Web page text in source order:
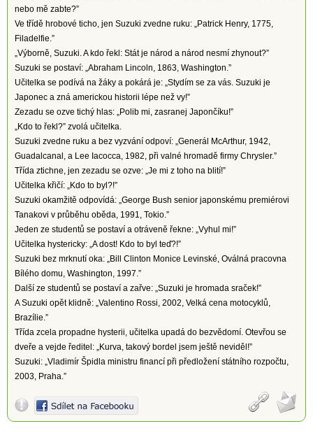
nebo mě zabte?”
Ve třídě hrobové ticho, jen Suzuki zvedne ruku: „Patrick Henry, 1775,
Filadelfie.”
„Výborně, Suzuki. A kdo řekl: Stát je národ a národ nesmí zhynout?”
Suzuki se postaví: „Abraham Lincoln, 1863, Washington.”
Učitelka se podívá na žáky a pokárá je: „Stydím se za vás. Suzuki je
Japonec a zná americkou historii lépe než vy!”
Zezadu se ozve tichý hlas: „Polib mi, zasranej Japončíku!”
„Kdo to řekl?” zvolá učitelka.
Suzuki zvedne ruku a bez vyzvání odpoví: „Generál McArthur, 1942,
Guadalcanal, a Lee Iacocca, 1982, při valné hromadě firmy Chrysler.”
Třída ztichne, jen zezadu se ozve: „Je mi z toho na blití!”
Učitelka křičí: „Kdo to byl?!”
Suzuki okamžitě odpovídá: „George Bush senior japonskému premiérovi
Tanakovi v průběhu oběda, 1991, Tokio.”
Jeden ze studentů se postaví a otráveně řekne: „Vyhul mi!”
Učitelka hystericky: „A dost! Kdo to byl teď?!”
Suzuki bez mrknutí oka: „Bill Clinton Monice Levinské, Oválná pracovna
Bílého domu, Washington, 1997.”
Další ze studentů se postaví a zařve: „Suzuki je hromada sraček!”
A Suzuki opět klidně: „Valentino Rossi, 2002, Velká cena motocyklů,
Brazílie.”
Třída zcela propadne hysterii, učitelka upadá do bezvědomí. Otevřou se
dveře a vejde ředitel: „Kurva, takový bordel jsem ještě neviděl!”
Suzuki: „Vladimír Špidla ministru financí při předložení státního rozpočtu,
2003, Praha.”